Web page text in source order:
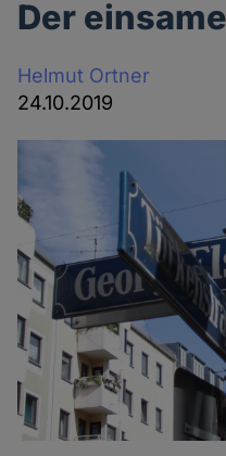
Der
Helmut Ortner
24.10.2019